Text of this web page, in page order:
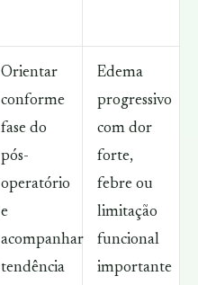
Orientar
conforme
fase do
pós-
operatório
e
acompanhar
tendência
Edema
progressivo
com dor
forte,
febre ou
limitação
funcional
importante